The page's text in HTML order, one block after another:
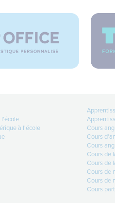
l'école
à l'école
Cours
Cours
Cours
Cours de
Cours de
Cours de
Cours de
Cours